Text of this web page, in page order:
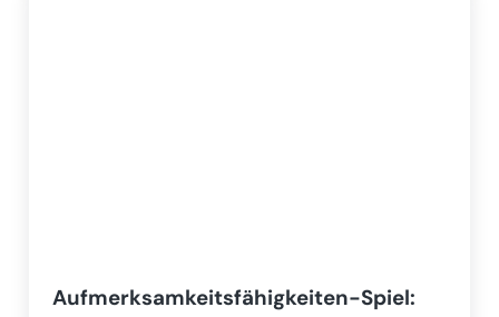
Aufmerksamkeitsfähigkeiten-Spiel: